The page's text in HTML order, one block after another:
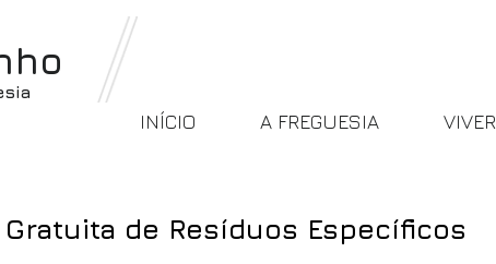
INÍCIO A FREGUESIA VIVER
Gratuita de Resíduos Específicos